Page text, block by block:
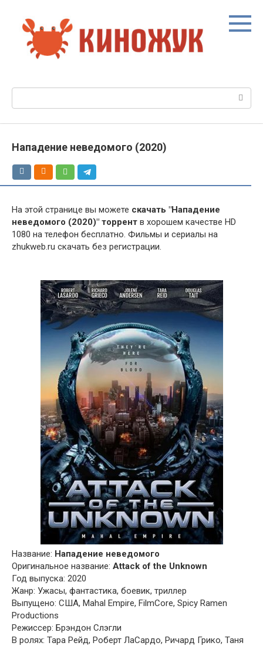
контенту
Нападение неведомого (2020)
На этой странице вы можете скачать "Нападение
неведомого (2020)" торрент в хорошем качестве HD
1080 на телефон бесплатно. Фильмы и сериалы на
zhukweb.ru скачать без регистрации.
Название: Нападение неведомого
Оригинальное название: Attack of the Unknown
Год выпуска: 2020
Жанр: Ужасы, фантастика, боевик, триллер
Выпущено: США, Mahal Empire, FilmCore, Spicy Ramen
Productions
Режиссер: Брэндон Слэгли
В ролях: Тара Рейд, Роберт ЛаСардо, Ричард Грико, Таня